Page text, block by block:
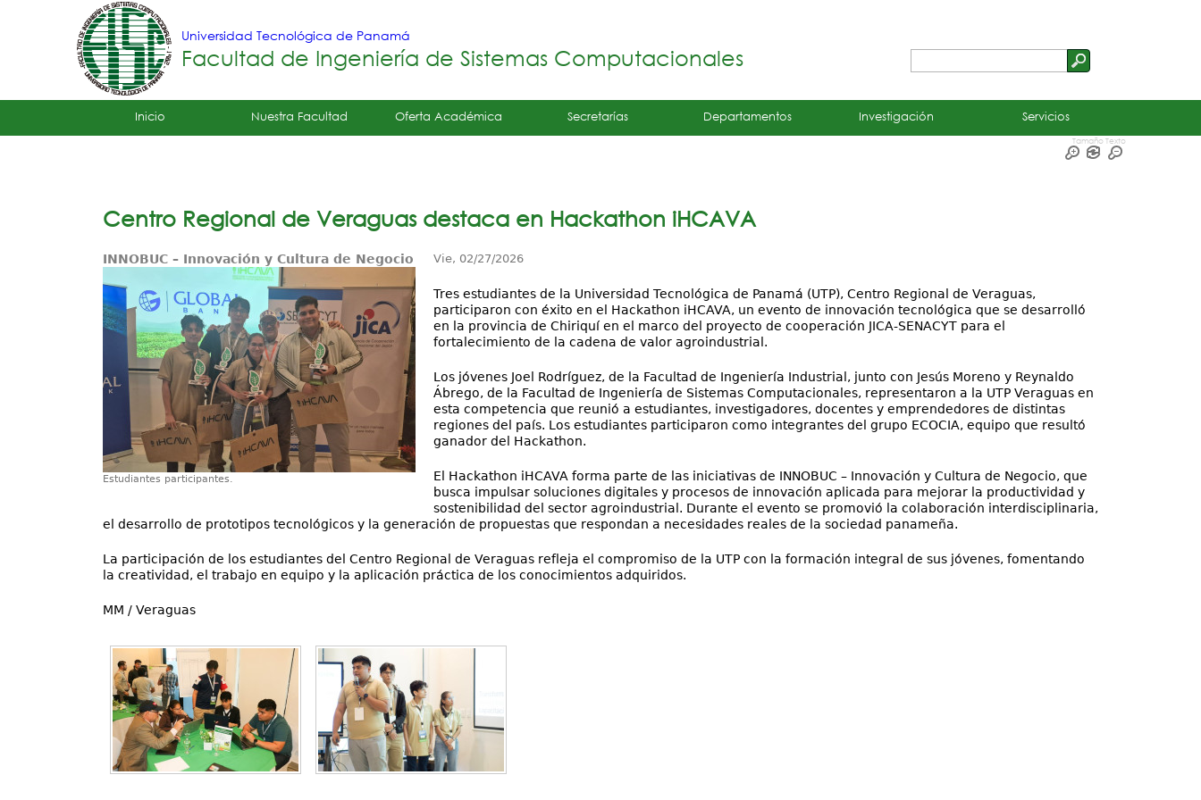
de
Universidad Tecnológica de Panamá
Facultad de Ingeniería de Sistemas Computacionales
TropicalInicio Nuestra Facultad Oferta Académica Secretarías Departamentos Investigación Servicios
Tamaño Texto
Centro Regional de Veraguas destaca en Hackathon iHCAVA
INNOBUC – Innovación y Cultura de Negocio
Estudiantes participantes.
Vie, 02/27/2026
Tres estudiantes de la Universidad Tecnológica de Panamá (UTP), Centro Regional de Veraguas,
participaron con éxito en el Hackathon iHCAVA, un evento de innovación tecnológica que se desarrolló
en la provincia de Chiriquí en el marco del proyecto de cooperación JICA-SENACYT para el
fortalecimiento de la cadena de valor agroindustrial.
Los jóvenes Joel Rodríguez, de la Facultad de Ingeniería Industrial, junto con Jesús Moreno y Reynaldo
Ábrego, de la Facultad de Ingeniería de Sistemas Computacionales, representaron a la UTP Veraguas en
esta competencia que reunió a estudiantes, investigadores, docentes y emprendedores de distintas
regiones del país. Los estudiantes participaron como integrantes del grupo ECOCIA, equipo que resultó
ganador del Hackathon.
El Hackathon iHCAVA forma parte de las iniciativas de INNOBUC – Innovación y Cultura de Negocio, que
busca impulsar soluciones digitales y procesos de innovación aplicada para mejorar la productividad y
sostenibilidad del sector agroindustrial. Durante el evento se promovió la colaboración interdisciplinaria,
el desarrollo de prototipos tecnológicos y la generación de propuestas que respondan a necesidades reales de la sociedad panameña.
La participación de los estudiantes del Centro Regional de Veraguas refleja el compromiso de la UTP con la formación integral de sus jóvenes, fomentando
la creatividad, el trabajo en equipo y la aplicación práctica de los conocimientos adquiridos.
MM / Veraguas